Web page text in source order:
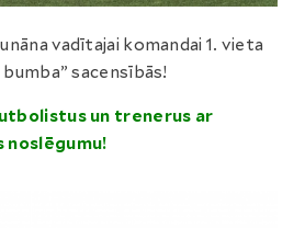
vadītajai komandai 1. vieta
sacensībās!
un trenerus ar
noslēgumu!